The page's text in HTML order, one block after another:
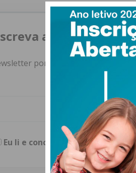
a newsletter
por e-mail e obtenha de
Eu li e concordo com os termos